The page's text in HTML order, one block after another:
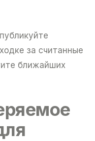
за считанные
ближайших